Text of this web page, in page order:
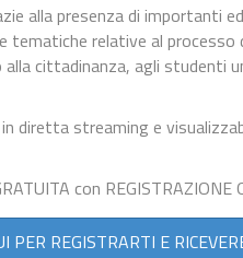
alla presenza di importanti
tematiche relative al
cittadinanza, agli studenti
diretta streaming e
con REGISTRAZIONE
PER REGISTRARTI E